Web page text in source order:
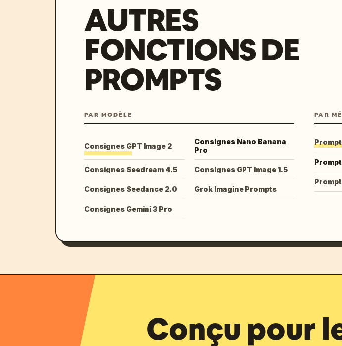
AUTRES
FONCTIONS DE
PROMPTS
PAR MODÈLE
Consignes GPT Image 2
Consignes Nano Banana
Pro
Consignes Seedream 4.5 Consignes GPT Image 1.5
Consignes Seedance 2.0 Grok Imagine Prompts
Consignes Gemini 3 Pro
PAR
Conçu pour